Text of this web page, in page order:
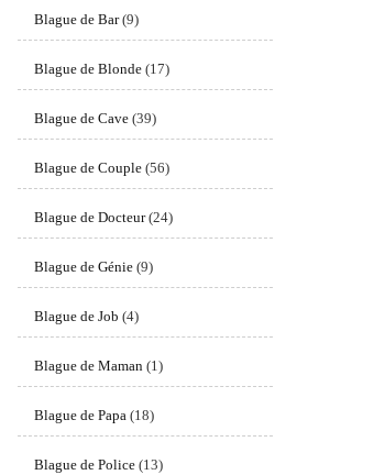
Blague de Bar(9)
Blague de Blonde(17)
Blague de Cave(39)
Blague de Couple(56)
Blague de Docteur(24)
Blague de Génie(9)
Blague de Job (4)
Blague de Maman(1)
Blague de Papa(18)
Blague de Police(13)